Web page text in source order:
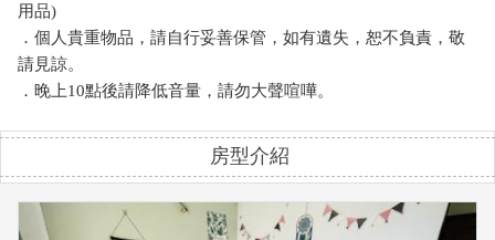
用品)
．個人貴重物品，請自行妥善保管，如有遺失，恕不負責，敬
請見諒。
．晚上10點後請降低音量，請勿大聲喧嘩。
房型介紹